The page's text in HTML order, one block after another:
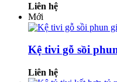
Liên hệ
Mới
Kệ tivi gỗ sồi
Liên hệ